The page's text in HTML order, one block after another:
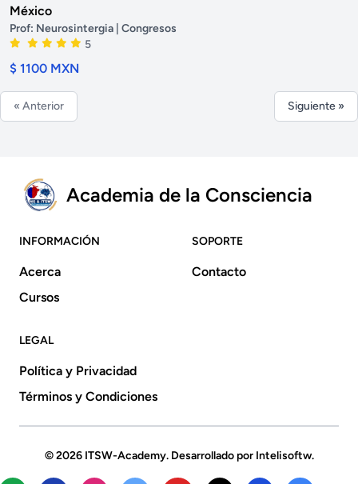
México
Prof: Neurosintergia | Congresos
5
$ 1100 MXN
« Anterior Siguiente »
Academia de la Consciencia
INFORMACIÓN
Acerca
Cursos
SOPORTE
Contacto
LEGAL
Política y Privacidad
Términos y Condiciones
© 2026 ITSW-Academy. Desarrollado por Intelisoftw.